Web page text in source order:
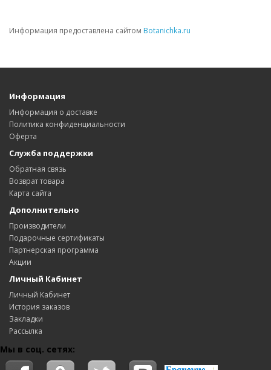
Информация предоставлена сайтом Botanichka.ru
Информация
Информация о доставке
Политика конфиденциальности
Оферта
Служба поддержки
Обратная связь
Возврат товара
Карта сайта
Дополнительно
Производители
Подарочные сертификаты
Партнерская программа
Акции
Личный Кабинет
Личный Кабинет
История заказов
Закладки
Рассылка
Мы в соц. сетях: